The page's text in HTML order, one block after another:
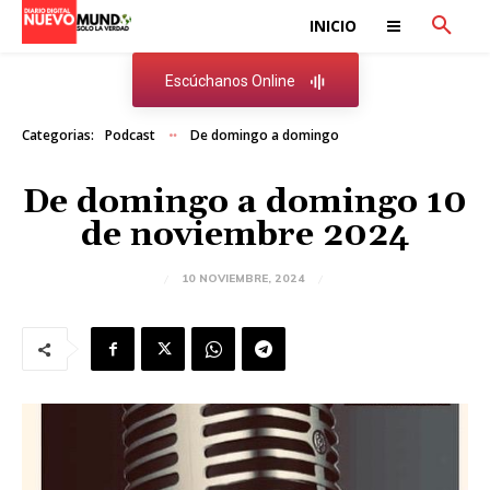
INICIO
Escúchanos Online
Categorias: Podcast De domingo a domingo
De domingo a domingo 10
de noviembre 2024
10 NOVIEMBRE, 2024